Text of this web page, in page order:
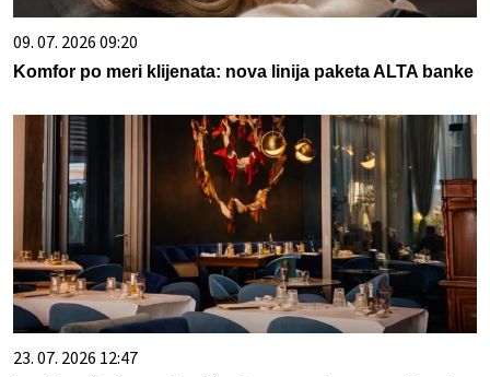
09. 07. 2026 09:20
Komfor po meri klijenata: nova linija paketa ALTA banke
23. 07. 2026 12:47